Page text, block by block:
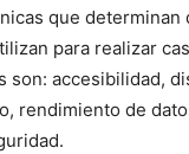
que determinan
para realizar
son: accesibilidad,
rendimiento de